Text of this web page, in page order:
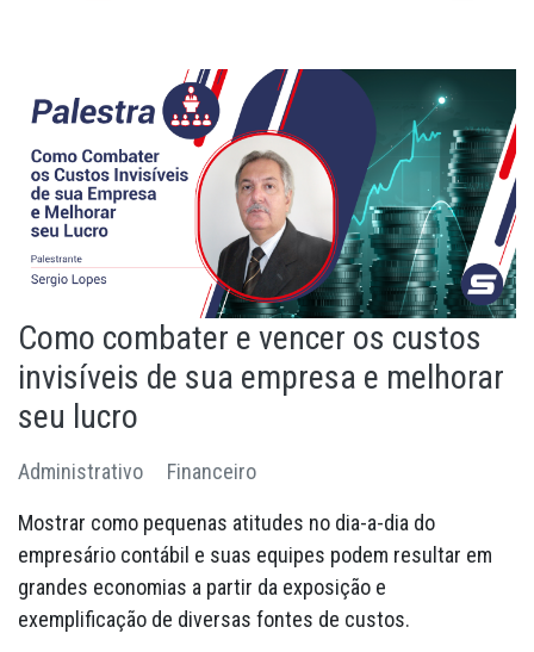
Fale Conosco
Quem Somos
Diretorias e Comissões
Parceiros
Fotos
Associe-se
Prêmio de Sustentabilidade
Como combater e vencer os custos
invisíveis de sua empresa e melhorar
seu lucro
Administrativo Financeiro
Mostrar como pequenas atitudes no dia-a-dia do
empresário contábil e suas equipes podem resultar em
grandes economias a partir da exposição e
exemplificação de diversas fontes de custos.